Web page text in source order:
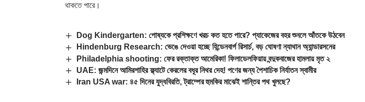
থাকতে পারে।
Dog Kindergarten: পোষ্যকে প্রশিক্ষণে খরচ কত হতে পারে? প্যাকেজের বহর শুনলে আঁতকে উঠবেন
Hindenburg Research: ভেঙে দেওয়া হচ্ছে হিন্ডেনবার্গ রিসার্চ, বড় ঘোষণা ন্যাথান অ্যান্ডারসনের
Philadelphia shooting: ফের রক্তাক্ত আমেরিকা! ফিলাডেলফিয়ায় বন্দুকবাজের হামলায় মৃত ২
UAE: জন্মদিনে আমিরশাহির ফ্ল্যাটে কেরলের বধূর নিথর দেহ! পণের জন্য পৈশাচিক নির্যাতন স্বামীর
Iran USA war: ৪৫ দিনের যুদ্ধবিরতি, ট্রাম্পের হুমকির মাঝেই শান্তির পথ খুলছে?